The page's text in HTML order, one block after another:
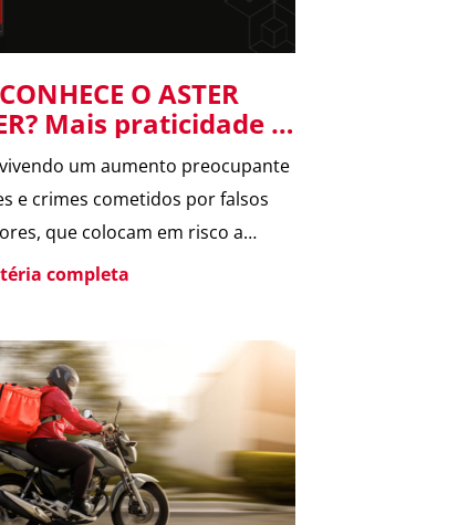
O ASTER
Mais praticidade e
para suas
no condomínio.
um aumento preocupante
e crimes cometidos por falsos
que colocam em risco a
dos moradores e a rotina dos
de receber encomendas,
o contato direto entre
e morador. Um armário
seguro e disponível […]
completa